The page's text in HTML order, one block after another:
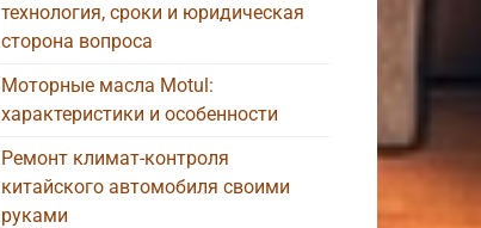
технология, сроки и юридическая
сторона вопроса
Моторные масла Motul:
характеристики и особенности
Ремонт климат-контроля
китайского автомобиля своими
руками